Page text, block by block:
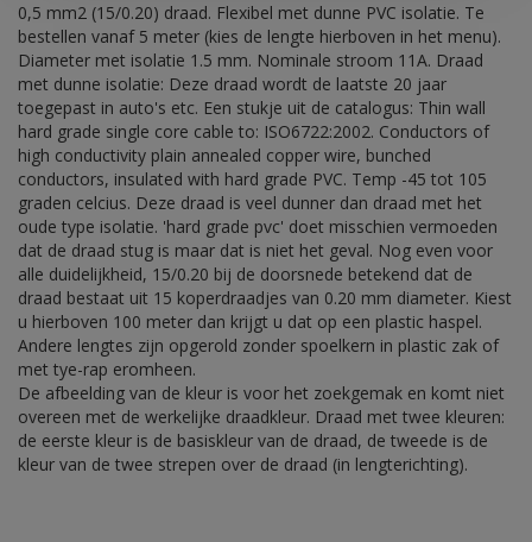
0,5 mm2 (15/0.20) draad. Flexibel met dunne PVC isolatie. Te
bestellen vanaf 5 meter (kies de lengte hierboven in het menu).
Diameter met isolatie 1.5 mm. Nominale stroom 11A. Draad
met dunne isolatie: Deze draad wordt de laatste 20 jaar
toegepast in auto's etc. Een stukje uit de catalogus: Thin wall
hard grade single core cable to: ISO6722:2002. Conductors of
high conductivity plain annealed copper wire, bunched
conductors, insulated with hard grade PVC. Temp -45 tot 105
graden celcius. Deze draad is veel dunner dan draad met het
oude type isolatie. 'hard grade pvc' doet misschien vermoeden
dat de draad stug is maar dat is niet het geval. Nog even voor
alle duidelijkheid, 15/0.20 bij de doorsnede betekend dat de
draad bestaat uit 15 koperdraadjes van 0.20 mm diameter. Kiest
u hierboven 100 meter dan krijgt u dat op een plastic haspel.
Andere lengtes zijn opgerold zonder spoelkern in plastic zak of
met tye-rap eromheen.
De afbeelding van de kleur is voor het zoekgemak en komt niet
overeen met de werkelijke draadkleur. Draad met twee kleuren:
de eerste kleur is de basiskleur van de draad, de tweede is de
kleur van de twee strepen over de draad (in lengterichting).